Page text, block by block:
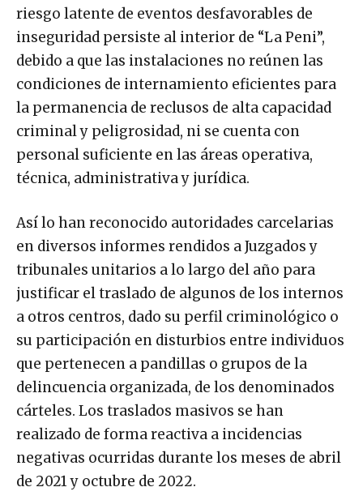
riesgo latente de eventos desfavorables de
inseguridad persiste al interior de “La Peni”,
debido a que las instalaciones no reúnen las
condiciones de internamiento eficientes para
la permanencia de reclusos de alta capacidad
criminal y peligrosidad, ni se cuenta con
personal suficiente en las áreas operativa,
técnica, administrativa y jurídica.
Así lo han reconocido autoridades carcelarias
en diversos informes rendidos a Juzgados y
tribunales unitarios a lo largo del año para
justificar el traslado de algunos de los internos
a otros centros, dado su perfil criminológico o
su participación en disturbios entre individuos
que pertenecen a pandillas o grupos de la
delincuencia organizada, de los denominados
cárteles. Los traslados masivos se han
realizado de forma reactiva a incidencias
negativas ocurridas durante los meses de abril
de 2021 y octubre de 2022.